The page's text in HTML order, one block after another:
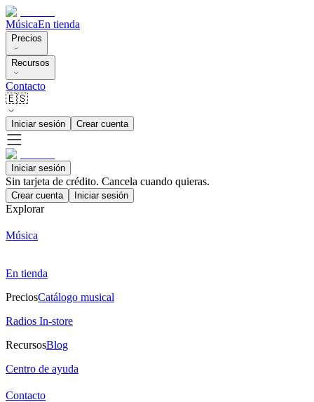
MúsicaEn tienda
Precios
Recursos
Contacto
🇪🇸
Iniciar sesión Crear cuenta
Iniciar sesión
Sin tarjeta de crédito. Cancela cuando quieras.
Crear cuenta Iniciar sesión
Explorar
Música
En tienda
PreciosCatálogo musical
Radios In-store
RecursosBlog
Centro de ayuda
Contacto